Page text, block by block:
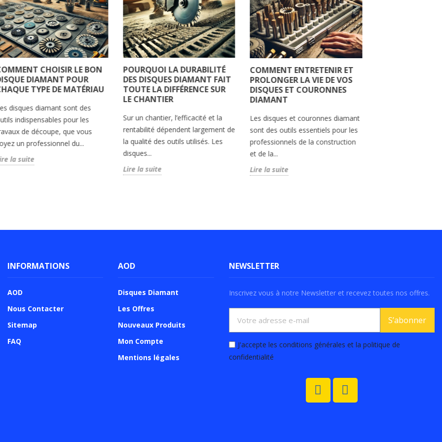
CHOISIR LE BON
DIAMANT POUR
TYPE DE MATÉRIAU
disques diamant sont des
indispensables pour les
de découpe, que vous
un professionnel du...
la suite
POURQUOI LA DURABILITÉ
DES DISQUES DIAMANT FAIT
TOUTE LA DIFFÉRENCE SUR
LE CHANTIER
Sur un chantier, l’efficacité et la
rentabilité dépendent largement de
la qualité des outils utilisés. Les
disques...
Lire la suite
COMMENT ENTRETENIR ET
PROLONGER LA VIE DE VOS
DISQUES ET COURONNES
DIAMANT
Les disques et couronnes diamant
sont des outils essentiels pour les
professionnels de la construction
et de la...
Lire la suite
INFORMATIONS
AOD
Nous Contacter
Sitemap
FAQ
AOD
Disques Diamant
Les Offres
Nouveaux Produits
Mon Compte
Mentions légales
NEWSLETTER
Inscrivez vous à notre Newsletter et recevez toutes nos offres.
S’abonner
J'accepte les conditions générales et la politique de
confidentialité